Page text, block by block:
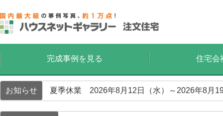
完成事例を見る 住宅会
お知らせ 夏季休業 2026年8月12日（水）～2026年8月